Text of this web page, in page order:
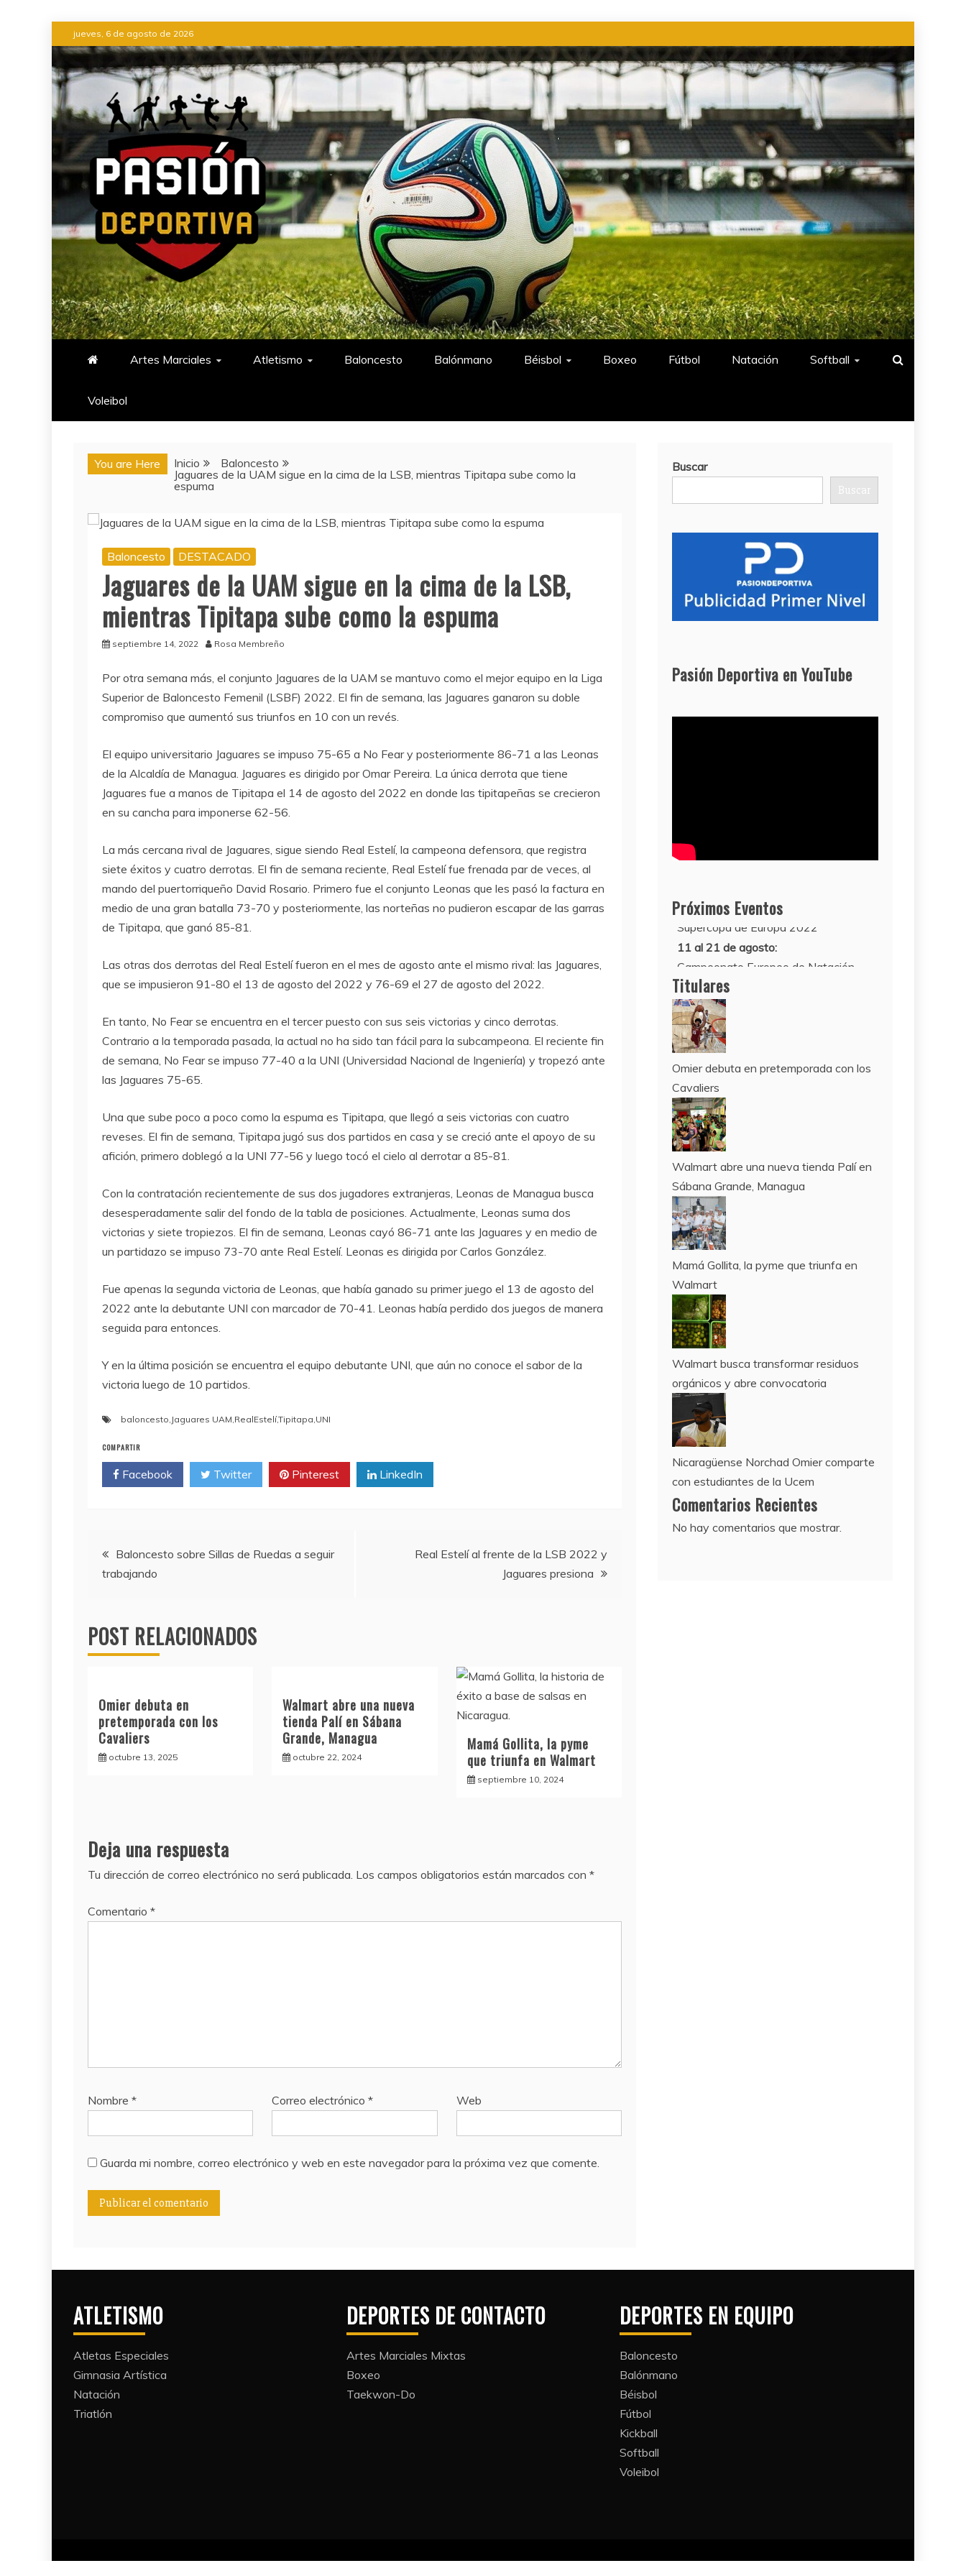
Saltar
al
contenido
jueves, 6 de agosto de 2026
PASIÓN DEPORTIVA
INFORMACIÓN DEL ACONTECER DEPORTIVO
Artes Marciales Atletismo Baloncesto Balónmano Béisbol Boxeo Fútbol Natación​ Softball​
Voleibol​
You are Here Inicio
Baloncesto
Jaguares de la UAM sigue en la cima de la LSB, mientras Tipitapa sube como la
espuma
Baloncesto DESTACADO
Jaguares de la UAM sigue en la cima de la LSB,
mientras Tipitapa sube como la espuma
septiembre 14, 2022 Rosa Membreño
Por otra semana más, el conjunto Jaguares de la UAM se mantuvo como el mejor equipo en la Liga
Superior de Baloncesto Femenil (LSBF) 2022. El fin de semana, las Jaguares ganaron su doble
compromiso que aumentó sus triunfos en 10 con un revés.
El equipo universitario Jaguares se impuso 75-65 a No Fear y posteriormente 86-71 a las Leonas
de la Alcaldía de Managua. Jaguares es dirigido por Omar Pereira. La única derrota que tiene
Jaguares fue a manos de Tipitapa el 14 de agosto del 2022 en donde las tipitapeñas se crecieron
en su cancha para imponerse 62-56.
La más cercana rival de Jaguares, sigue siendo Real Estelí, la campeona defensora, que registra
siete éxitos y cuatro derrotas. El fin de semana reciente, Real Estelí fue frenada par de veces, al
mando del puertorriqueño David Rosario. Primero fue el conjunto Leonas que les pasó la factura en
medio de una gran batalla 73-70 y posteriormente, las norteñas no pudieron escapar de las garras
de Tipitapa, que ganó 85-81.
Las otras dos derrotas del Real Estelí fueron en el mes de agosto ante el mismo rival: las Jaguares,
que se impusieron 91-80 el 13 de agosto del 2022 y 76-69 el 27 de agosto del 2022.
En tanto, No Fear se encuentra en el tercer puesto con sus seis victorias y cinco derrotas.
Contrario a la temporada pasada, la actual no ha sido tan fácil para la subcampeona. El reciente fin
de semana, No Fear se impuso 77-40 a la UNI (Universidad Nacional de Ingeniería) y tropezó ante
las Jaguares 75-65.
Una que sube poco a poco como la espuma es Tipitapa, que llegó a seis victorias con cuatro
reveses. El fin de semana, Tipitapa jugó sus dos partidos en casa y se creció ante el apoyo de su
afición, primero doblegó a la UNI 77-56 y luego tocó el cielo al derrotar a 85-81.
Con la contratación recientemente de sus dos jugadores extranjeras, Leonas de Managua busca
desesperadamente salir del fondo de la tabla de posiciones. Actualmente, Leonas suma dos
victorias y siete tropiezos. El fin de semana, Leonas cayó 86-71 ante las Jaguares y en medio de
un partidazo se impuso 73-70 ante Real Estelí. Leonas es dirigida por Carlos González.
Fue apenas la segunda victoria de Leonas, que había ganado su primer juego el 13 de agosto del
2022 ante la debutante UNI con marcador de 70-41. Leonas había perdido dos juegos de manera
seguida para entonces.
Y en la última posición se encuentra el equipo debutante UNI, que aún no conoce el sabor de la
victoria luego de 10 partidos.
baloncesto, Jaguares UAM,RealEstelí,Tipitapa,UNI
COMPARTIR
Facebook Twitter Pinterest LinkedIn
Navegación
de
entradas
Baloncesto sobre Sillas de Ruedas a seguir
trabajando
Real Estelí al frente de la LSB 2022 y
Jaguares presiona
POST RELACIONADOS
Omier debuta en
pretemporada con los
Cavaliers
octubre 13, 2025
Walmart abre una nueva
tienda Palí en Sábana
Grande, Managua
octubre 22, 2024
Mamá Gollita, la pyme
que triunfa en Walmart
septiembre 10, 2024
Deja una respuesta
Tu dirección de correo electrónico no será publicada. Los campos obligatorios están marcados con *
Comentario *
Nombre * Correo electrónico* Web
Guarda mi nombre, correo electrónico y web en este navegador para la próxima vez que comente.
Buscar
Buscar
Pasión Deportiva en YouTube
Próximos Eventos
11 al 21 de agosto:
Campeonato Europeo de Natación
2022
12 de agosto:
Empieza La Liga 2022-2023
Titulares
Omier debuta en pretemporada con los
Cavaliers
Walmart abre una nueva tienda Palí en
Sábana Grande, Managua
Mamá Gollita, la pyme que triunfa en
Walmart
Walmart busca transformar residuos
orgánicos y abre convocatoria
Nicaragüense Norchad Omier comparte
con estudiantes de la Ucem
Comentarios Recientes
No hay comentarios que mostrar.
ATLETISMO
Atletas Especiales
Gimnasia Artística
Natación​
Triatlón​
DEPORTES DE CONTACTO
Artes Marciales Mixtas
Boxeo
Taekwon-Do
DEPORTES EN EQUIPO
Baloncesto
Balónmano
Béisbol
Fútbol
Kickball​
Softball​
Voleibol​